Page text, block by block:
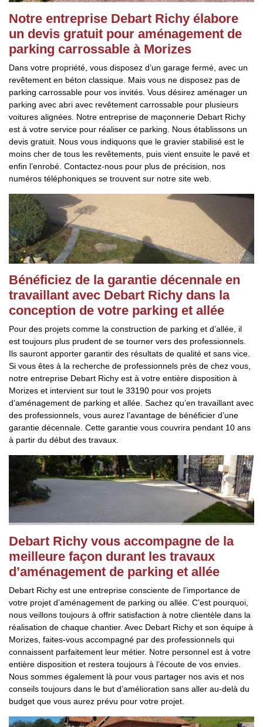
Notre entreprise Debart Richy élabore
un devis gratuit pour aménagement de
parking carrossable à Morizes
Dans votre propriété, vous disposez d’un garage fermé, avec un
revêtement en béton classique. Mais vous ne disposez pas de
parking carrossable pour vos invités. Vous désirez aménager un
parking avec abri avec revêtement carrossable pour plusieurs
voitures alignées. Notre entreprise de maçonnerie Debart Richy
est à votre service pour réaliser ce parking. Nous établissons un
devis gratuit. Nous vous indiquons que le gravier stabilisé est le
moins cher de tous les revêtements, puis vient ensuite le pavé et
enfin l’enrobé. Contactez-nous pour plus de précision, nos
numéros téléphoniques se trouvent sur notre site web.
Bénéficiez de la garantie décennale en
travaillant avec Debart Richy dans la
conception de votre parking et allée
Pour des projets comme la construction de parking et d’allée, il
est toujours plus prudent de se tourner vers des professionnels.
Ils sauront apporter garantir des résultats de qualité et sans vice.
Si vous êtes à la recherche de professionnels près de chez vous,
notre entreprise Debart Richy est à votre entière disposition à
Morizes et intervient sur tout le 33190 pour vos projets
d’aménagement de parking et allée. Sachez qu’en travaillant avec
des professionnels, vous aurez l’avantage de bénéficier d’une
garantie décennale. Cette garantie vous couvrira pendant 10 ans
à partir du début des travaux.
Debart Richy vous accompagne de la
meilleure façon durant les travaux
d’aménagement de parking et allée
Debart Richy est une entreprise consciente de l’importance de
votre projet d’aménagement de parking ou allée. C’est pourquoi,
nous veillons toujours à offrir satisfaction à notre clientèle dans la
réalisation de chaque chantier. Avec Debart Richy et son équipe à
Morizes, faites-vous accompagné par des professionnels qui
connaissent parfaitement leur métier. Notre personnel est à votre
entière disposition et restera toujours à l’écoute de vos envies.
Nous sommes également là pour vous partager nos avis et nos
conseils toujours dans le but d’amélioration sans aller au-delà du
budget que vous aurez prévu pour votre projet.